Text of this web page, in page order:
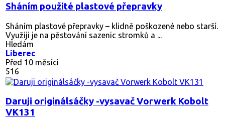
Sháním použité plastové přepravky
Sháním plastové přepravky – klidně poškozené nebo starší.
Využiji je na pěstování sazenic stromků a ...
Hledám
Liberec
Před 10 měsíci
516
Daruji originálsáčky -vysavač Vorwerk Kobolt
VK131